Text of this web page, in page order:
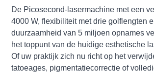
De Picosecond-lasermachine met een
4000 W, flexibiliteit met drie golflengten
duurzaamheid van 5 miljoen opnames
het toppunt van de huidige esthetische
Of uw praktijk zich nu richt op het
tatoeages, pigmentatiecorrectie of